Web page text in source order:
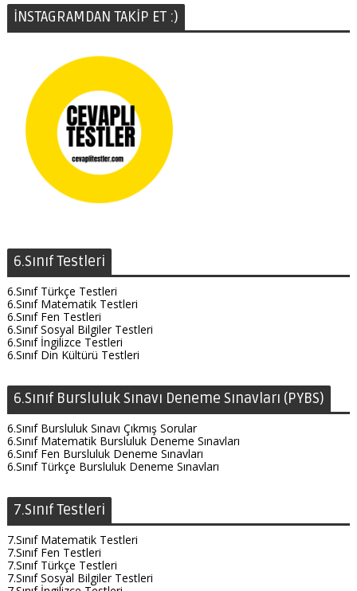
İNSTAGRAMDAN TAKİP ET :)
6.Sınıf Testleri
6.Sınıf Türkçe Testleri
6.Sınıf Matematik Testleri
6.Sınıf Fen Testleri
6.Sınıf Sosyal Bilgiler Testleri
6.Sınıf İngilizce Testleri
6.Sınıf Din Kültürü Testleri
6.Sınıf Bursluluk Sınavı Deneme Sınavları (PYBS)
6.Sınıf Bursluluk Sınavı Çıkmış Sorular
6.Sınıf Matematik Bursluluk Deneme Sınavları
6.Sınıf Fen Bursluluk Deneme Sınavları
6.Sınıf Türkçe Bursluluk Deneme Sınavları
7.Sınıf Testleri
7.Sınıf Matematik Testleri
7.Sınıf Fen Testleri
7.Sınıf Türkçe Testleri
7.Sınıf Sosyal Bilgiler Testleri